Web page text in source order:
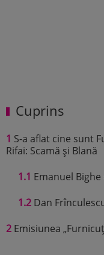
Cuprins
1 S-a aflat cine sunt
Rifai: Scamă și Blană
1.1 Emanuel Bighe
1.2 Dan
2 Emisiunea